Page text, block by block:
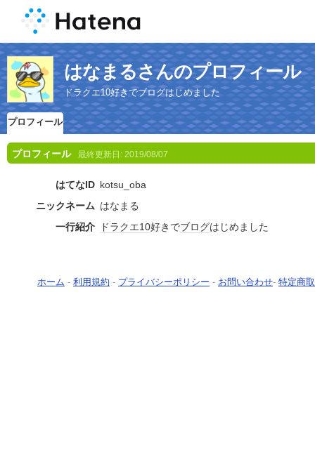
はなまるさんのプロフィール
ドラクエ10好きでブログはじめました
プロフィール
プロフィール 最終更新日: 2019/08/07
はてなID kotsu_oba
ニックネーム はなまる
一行紹介
ドラクエ10好きでブログはじめました
ホーム - 利用規約 - プライバシーポリシー - お問い合わせ- 特定商